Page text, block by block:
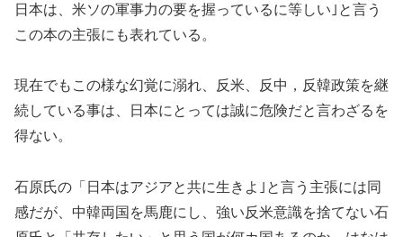
日本は、米ソの軍事力の要を握っているに等しい｣と言う
この本の主張にも表れている。
現在でもこの様な幻覚に溺れ、反米、反中，反韓政策を継
続している事は、日本にとっては誠に危険だと言わざるを
得ない。
石原氏の「日本はアジアと共に生きよ｣と言う主張には同
感だが、中韓両国を馬鹿にし、強い反米意識を捨てない石